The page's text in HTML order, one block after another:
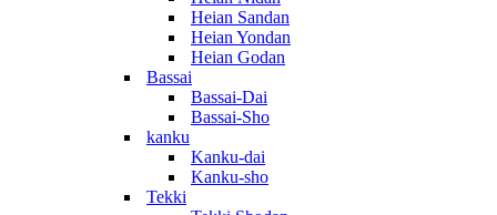
Heian Sandan
Heian Yondan
Heian Godan
Bassai
Bassai-Dai
Bassai-Sho
kanku
Kanku-dai
Kanku-sho
Tekki